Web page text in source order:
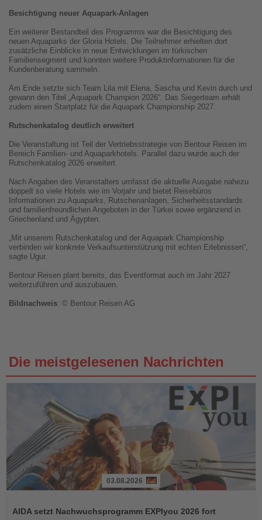
Besichtigung neuer Aquapark-Anlagen
Ein weiterer Bestandteil des Programms war die Besichtigung des
neuen Aquaparks der Gloria Hotels. Die Teilnehmer erhielten dort
zusätzliche Einblicke in neue Entwicklungen im türkischen
Familiensegment und konnten weitere Produktinformationen für die
Kundenberatung sammeln.
Am Ende setzte sich Team Lila mit Elena, Sascha und Kevin durch und
gewann den Titel „Aquapark Champion 2026“. Das Siegerteam erhält
zudem einen Startplatz für die Aquapark Championship 2027.
Rutschenkatalog deutlich erweitert
Die Veranstaltung ist Teil der Vertriebsstrategie von Bentour Reisen im
Bereich Familien- und Aquaparkhotels. Parallel dazu wurde auch der
Rutschenkatalog 2026 erweitert.
Nach Angaben des Veranstalters umfasst die aktuelle Ausgabe nahezu
doppelt so viele Hotels wie im Vorjahr und bietet Reisebüros
Informationen zu Aquaparks, Rutschenanlagen, Sicherheitsstandards
und familienfreundlichen Angeboten in der Türkei sowie ergänzend in
Griechenland und Ägypten.
„Mit unserem Rutschenkatalog und der Aquapark Championship
verbinden wir konkrete Verkaufsunterstützung mit echten Erlebnissen“,
sagte Ugur.
Bentour Reisen plant bereits, das Eventformat auch im Jahr 2027
weiterzuführen und auszubauen.
Bildnachweis: © Bentour Reisen AG
Die meistgelesenen Nachrichten
die
03.08.2026
AIDA setzt Nachwuchsprogramm EXPIyou 2026 fort